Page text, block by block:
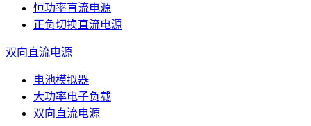
恒功率直流电源
正负切换直流电源
双向直流电源
电池模拟器
大功率电子负载
双向直流电源